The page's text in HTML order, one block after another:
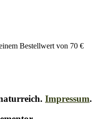
Bestellwert von 70 €
Impressum.